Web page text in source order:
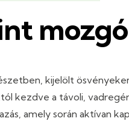
kijelölt
kezdve a távoli,
amely során aktívan